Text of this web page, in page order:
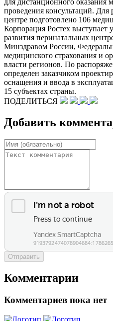
проведения консультаций.
центре подготовлено 106
Корпорация Ростех выступает
развития перинатальных
Минздравом России,
медицинского страхования и
власти регионов. По
определен заказчиком
оснащения и ввода в
15 субъектах страны.
ПОДЕЛИТЬСЯ
Добавить
Отправить
Комментарии
Комментариев пока нет